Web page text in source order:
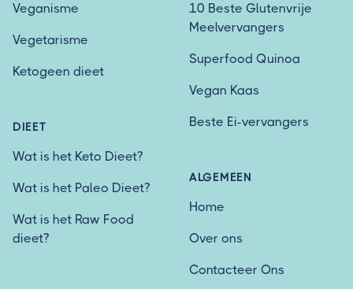
Veganisme
Vegetarisme
Ketogeen dieet
DIEET
Wat is het Keto Dieet?
Wat is het Paleo Dieet?
Wat is het Raw Food
dieet?
10 Beste Glutenvrije
Meelvervangers
Superfood Quinoa
Vegan Kaas
Beste Ei-vervangers
ALGEMEEN
Home
Over ons
Contacteer Ons